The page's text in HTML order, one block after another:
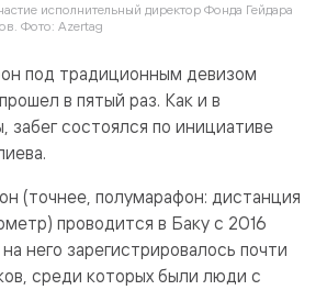
исполнительный директор Фонда Гейдара
Фото: Azertag
под традиционным девизом
в пятый раз. Как и в
забег состоялся по инициативе
(точнее, полумарафон: дистанция
проводится в Баку с 2016
него зарегистрировалось почти
среди которых были люди с